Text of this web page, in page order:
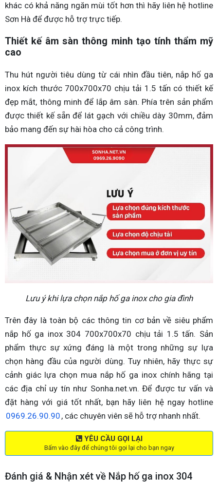
khác có khả năng ngăn mùi tốt hơn thì hãy liên hệ hotline
Sơn Hà để được hỗ trợ trực tiếp.
Thiết kế âm sàn thông minh tạo tính thẩm mỹ
cao
Thu hút người tiêu dùng từ cái nhìn đầu tiên, nắp hố ga
inox kích thước 700x700x70 chịu tải 1.5 tấn có thiết kế
đẹp mắt, thông minh để lắp âm sàn. Phía trên sản phẩm
được thiết kế sẵn để lát gạch với chiều dày 30mm, đảm
bảo mang đến sự hài hòa cho cả công trình.
Lưu ý khi lựa chọn nắp hố ga inox cho gia đình
Trên đây là toàn bộ các thông tin cơ bản về siêu phẩm
nắp hố ga inox 304 700x700x70 chịu tải 1.5 tấn. Sản
phẩm thực sự xứng đáng là một trong những sự lựa
chọn hàng đầu của người dùng. Tuy nhiên, hãy thực sự
cảnh giác lựa chọn mua nắp hố ga inox chính hãng tại
các địa chỉ uy tín như Sonha.net.vn. Để được tư vấn và
đặt hàng với giá tốt nhất, bạn hãy liên hệ ngay hotline
0969.26.90.90 , các chuyên viên sẽ hỗ trợ nhanh nhất.
YÊU CẦU GỌI LẠI
Bấm vào đây để chúng tôi gọi lại cho bạn ngay
Đánh giá & Nhận xét về Nắp hố ga inox 304